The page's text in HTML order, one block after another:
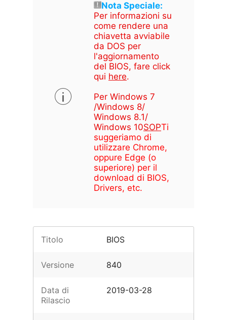
Nota Speciale:
Per informazioni su
come rendere una
chiavetta avviabile
da DOS per
l'aggiornamento
del BIOS, fare click
qui here.
Per Windows 7
/Windows 8/
Windows 8.1/
Windows 10SOPTi
suggeriamo di
utilizzare Chrome,
oppure Edge (o
superiore) per il
download di BIOS,
Drivers, etc.
Titolo BIOS
Versione 840
Data di
Rilascio
2019-03-28